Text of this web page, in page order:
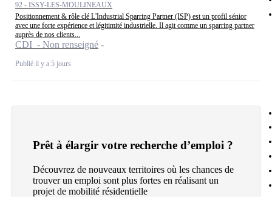
92 - ISSY-LES-MOULINEAUX
Positionnement & rôle clé L'Industrial Sparring Partner (ISP) est un profil sénior
avec une forte expérience et légitimité industrielle. Il agit comme un sparring partner
auprès de nos clients...
CDI - Non renseigné
Publié il y a 5 jours
Prêt à élargir votre recherche d’emploi ?
Découvrez de nouveaux territoires où les chances de
trouver un emploi sont plus fortes en réalisant un
projet de mobilité résidentielle